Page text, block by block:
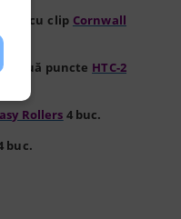
cu clip Cornwall
două puncte HTC-2
Rollers 4 buc.
buc.